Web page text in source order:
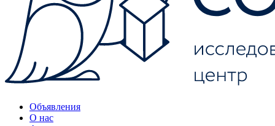
Объявления
О нас